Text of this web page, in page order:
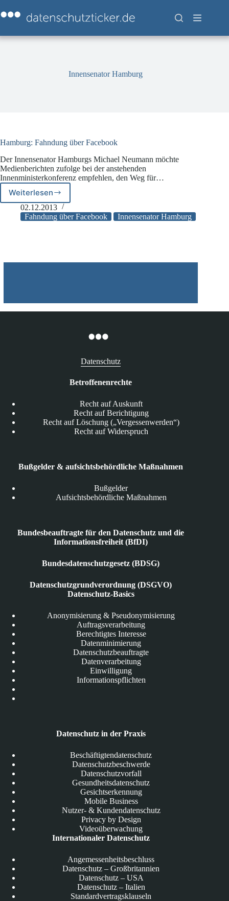
Inhalt
springen
Innensenator Hamburg
Hamburg: Fahndung über Facebook
Der Innensenator Hamburgs Michael Neumann möchte
Medienberichten zufolge bei der anstehenden
Innenministerkonferenz empfehlen, den Weg für…
Weiterlesen
Hamburg:
Fahndung
über
02.12.2013
Fahndung über Facebook
Innensenator Hamburg
Datenschutz
Betroffenenrechte
Recht auf Auskunft
Recht auf Berichtigung
Recht auf Löschung („Vergessenwerden“)
Recht auf Widerspruch
Bußgelder & aufsichtsbehördliche Maßnahmen
Bußgelder
Aufsichtsbehördliche Maßnahmen
Bundesbeauftragte für den Datenschutz und die
Informationsfreiheit (BfDI)
Bundesdatenschutzgesetz (BDSG)
Datenschutzgrundverordnung (DSGVO)
Datenschutz-Basics
Anonymisierung & Pseudonymisierung
Auftragsverarbeitung
Berechtigtes Interesse
Datenminimierung
Datenschutzbeauftragte
Datenverarbeitung
Einwilligung
Informationspflichten
Datenschutz in der Praxis
Beschäftigtendatenschutz
Datenschutzbeschwerde
Datenschutzvorfall
Gesundheitsdatenschutz
Gesichtserkennung
Mobile Business
Nutzer- & Kundendatenschutz
Privacy by Design
Videoüberwachung
Internationaler Datenschutz
Angemessenheitsbeschluss
Datenschutz – Großbritannien
Datenschutz – USA
Datenschutz – Italien
Standardvertragsklauseln